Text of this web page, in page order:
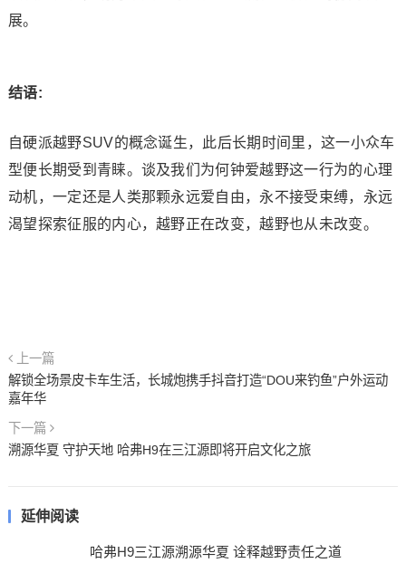
展。
结语:
自硬派越野SUV的概念诞生，此后长期时间里，这一小众车
型便长期受到青睐。谈及我们为何钟爱越野这一行为的心理
动机，一定还是人类那颗永远爱自由，永不接受束缚，永远
渴望探索征服的内心，越野正在改变，越野也从未改变。
上一篇
解锁全场景皮卡车生活，长城炮携手抖音打造“DOU来钓鱼”户外运动
嘉年华
下一篇
溯源华夏 守护天地 哈弗H9在三江源即将开启文化之旅
延伸阅读
哈弗H9三江源溯源华夏 诠释越野责任之道